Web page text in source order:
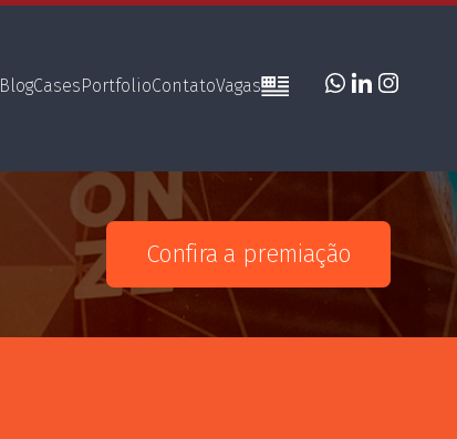
BlogCasesPortfolioContatoVagas
Confira a premiação